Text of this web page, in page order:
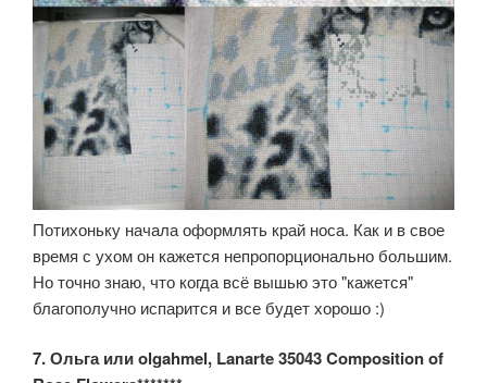
Потихоньку начала оформлять край носа. Как и в свое
время с ухом он кажется непропорционально большим.
Но точно знаю, что когда всё вышью это "кажется"
благополучно испарится и все будет хорошо :)
7. Ольга или olgahmel, Lanarte 35043 Composition of